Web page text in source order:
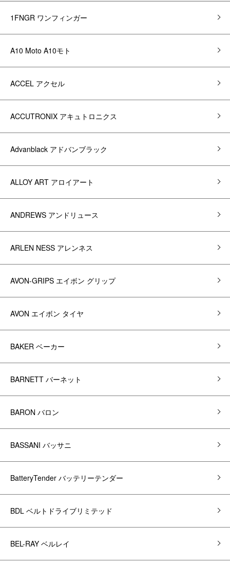
1FNGR ワンフィンガー
A10 Moto A10モト
ACCEL アクセル
ACCUTRONIX アキュトロニクス
Advanblack アドバンブラック
ALLOY ART アロイアート
ANDREWS アンドリュース
ARLEN NESS アレンネス
AVON-GRIPS エイボン グリップ
AVON エイボン タイヤ
BAKER ベーカー
BARNETT バーネット
BARON バロン
BASSANI バッサニ
BatteryTender バッテリーテンダー
BDL ベルトドライブリミテッド
BEL-RAY ベルレイ